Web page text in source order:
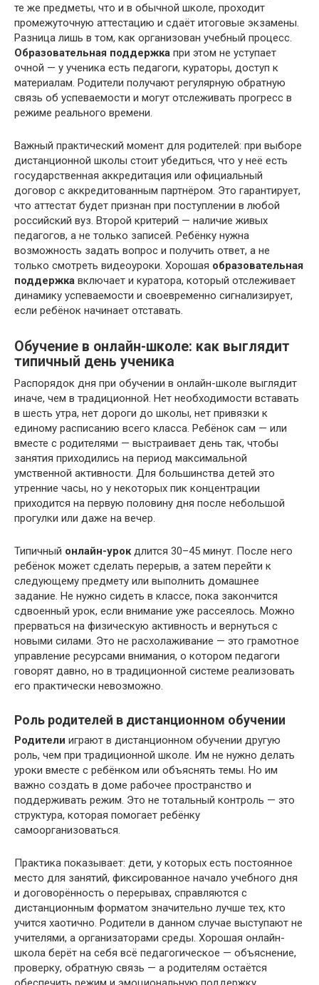
те же предметы, что и в обычной школе, проходит
промежуточную аттестацию и сдаёт итоговые экзамены.
Разница лишь в том, как организован учебный процесс.
Образовательная поддержка при этом не уступает
очной — у ученика есть педагоги, кураторы, доступ к
материалам. Родители получают регулярную обратную
связь об успеваемости и могут отслеживать прогресс в
режиме реального времени.
Важный практический момент для родителей: при выборе
дистанционной школы стоит убедиться, что у неё есть
государственная аккредитация или официальный
договор с аккредитованным партнёром. Это гарантирует,
что аттестат будет признан при поступлении в любой
российский вуз. Второй критерий — наличие живых
педагогов, а не только записей. Ребёнку нужна
возможность задать вопрос и получить ответ, а не
только смотреть видеоуроки. Хорошая образовательная
поддержка включает и куратора, который отслеживает
динамику успеваемости и своевременно сигнализирует,
если ребёнок начинает отставать.
Обучение в онлайн-школе: как выглядит
типичный день ученика
Распорядок дня при обучении в онлайн-школе выглядит
иначе, чем в традиционной. Нет необходимости вставать
в шесть утра, нет дороги до школы, нет привязки к
единому расписанию всего класса. Ребёнок сам — или
вместе с родителями — выстраивает день так, чтобы
занятия приходились на период максимальной
умственной активности. Для большинства детей это
утренние часы, но у некоторых пик концентрации
приходится на первую половину дня после небольшой
прогулки или даже на вечер.
Типичный онлайн-урокдлится 30–45 минут. После него
ребёнок может сделать перерыв, а затем перейти к
следующему предмету или выполнить домашнее
задание. Не нужно сидеть в классе, пока закончится
сдвоенный урок, если внимание уже рассеялось. Можно
прерваться на физическую активность и вернуться с
новыми силами. Это не расхолаживание — это грамотное
управление ресурсами внимания, о котором педагоги
говорят давно, но в традиционной системе реализовать
его практически невозможно.
Роль родителей в дистанционном обучении
Родители играют в дистанционном обучении другую
роль, чем при традиционной школе. Им не нужно делать
уроки вместе с ребёнком или объяснять темы. Но им
важно создать в доме рабочее пространство и
поддерживать режим. Это не тотальный контроль — это
структура, которая помогает ребёнку
самоорганизоваться.
Практика показывает: дети, у которых есть постоянное
место для занятий, фиксированное начало учебного дня
и договорённость о перерывах, справляются с
дистанционным форматом значительно лучше тех, кто
учится хаотично. Родители в данном случае выступают не
учителями, а организаторами среды. Хорошая онлайн-
школа берёт на себя всё педагогическое — объяснение,
проверку, обратную связь — а родителям остаётся